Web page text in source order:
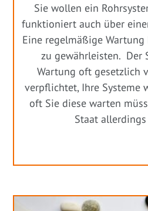
Sie wollen ein
funktioniert auch über
Eine regelmäßige
zu gewährleisten. Der
Wartung oft gesetzlich
verpflichtet, Ihre Systeme
oft Sie diese warten
Staat